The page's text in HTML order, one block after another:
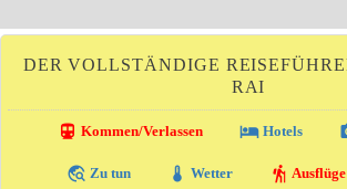
DER VOLLSTÄNDIGE
RAI
directions_transit Kommen/Verlassen local_hotelHotels
travel_explore Zu tun thermostat Wetter hiking Ausflüge